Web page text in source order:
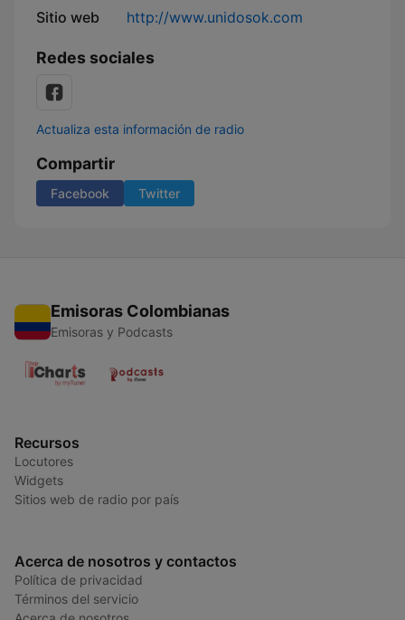
Sitio web http://www.unidosok.com
Redes sociales
Actualiza esta información de radio
Compartir
Facebook Twitter
Emisoras Colombianas
Emisoras y Podcasts
Recursos
Locutores
Widgets
Sitios web de radio por país
Acerca de nosotros y contactos
Política de privacidad
Términos del servicio